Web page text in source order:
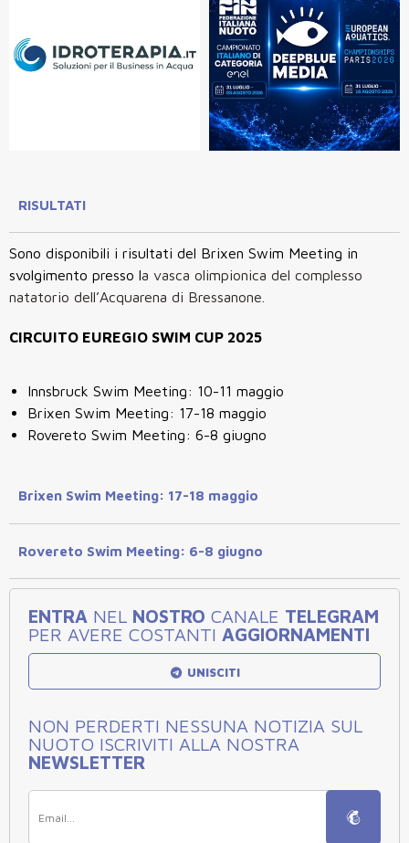
RISULTATI
Sono disponibili i risultati del Brixen Swim Meeting in
svolgimento presso la vasca olimpionica del complesso
natatorio dell’Acquarena di Bressanone.
CIRCUITO EUREGIO SWIM CUP 2025
Innsbruck Swim Meeting: 10-11 maggio
Brixen Swim Meeting: 17-18 maggio
Rovereto Swim Meeting: 6-8 giugno
Brixen Swim Meeting: 17-18 maggio
Rovereto Swim Meeting: 6-8 giugno
ENTRA NEL NOSTRO CANALE TELEGRAM
PER AVERE COSTANTI AGGIORNAMENTI
UNISCITI
NON PERDERTI NESSUNA NOTIZIA SUL
NUOTO ISCRIVITI ALLA NOSTRA
NEWSLETTER